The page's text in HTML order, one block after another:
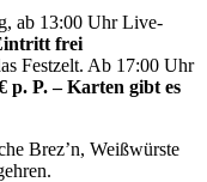
ab 13:00 Uhr Live-
frei
Festzelt. Ab 17:00 Uhr
p. P. – Karten gibt es
Brez’n, Weißwürste